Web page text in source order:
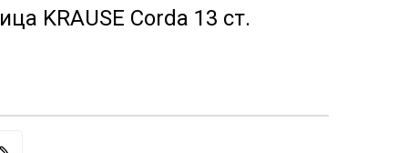
KRAUSE Corda 13 ст.